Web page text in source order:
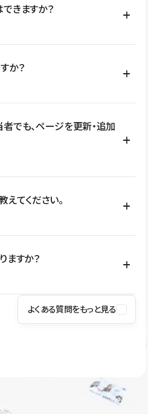
ンツ、URLを整理したうえで、
できます。 WordPressの場合は、
まま移行されるわけではないた
ン、CMS設計、URL・リダイレク
きますか？
トや、複数部門での運用、権限管
ステムとの連携など、個別の要件が
ださい。
か？
期間、CMS利用数の上限、権限
異なります。詳しくは料金プランペ
でも、ページを更新・追加
活用して更新範囲を設計しておく
状態で運用できます。 さらにコン
に更新作業を進めやすくなりま
えてください。
スを安全に利用できるよう、通信
ス管理、脆弱性対策など、複数の観
対応しており、悪質なスクリプトの
ますか？
ルプセンターでご確認いただけま
るコミュニティもご利用ください。
よくある質問をもっと見る